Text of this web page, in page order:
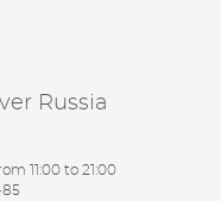
Russia
11:00 to 21:00
85